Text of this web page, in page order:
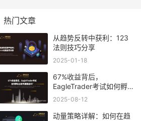
热门文章
从趋势反转中获利：123
法则技巧分享
2025-01-18
67%收益背后，
EagleTrader考试如何孵
化出信号源操盘手
2025-08-12
动量策略详解：如何在趋